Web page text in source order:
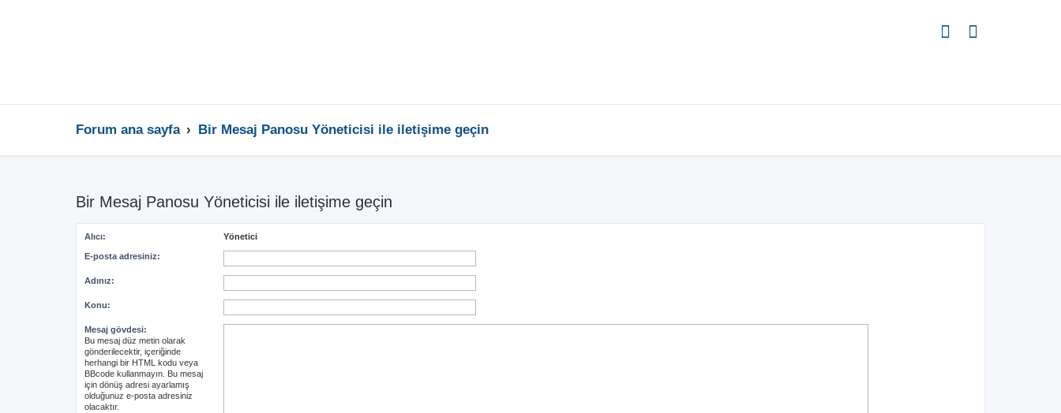
Forum ana sayfa Bir Mesaj Panosu Yöneticisi ile iletişime geçin
Bir Mesaj Panosu Yöneticisi ile iletişime geçin
Alıcı: Yönetici
E-posta adresiniz:
Adınız:
Konu:
Mesaj gövdesi:
Bu mesaj düz metin olarak
gönderilecektir, içeriğinde
herhangi bir HTML kodu veya
BBcode kullanmayın. Bu mesaj
için dönüş adresi ayarlamış
olduğunuz e-posta adresiniz
olacaktır.